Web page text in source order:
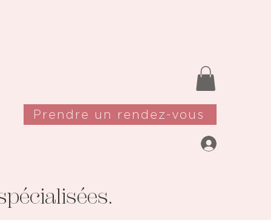
Prendre un rendez-vous